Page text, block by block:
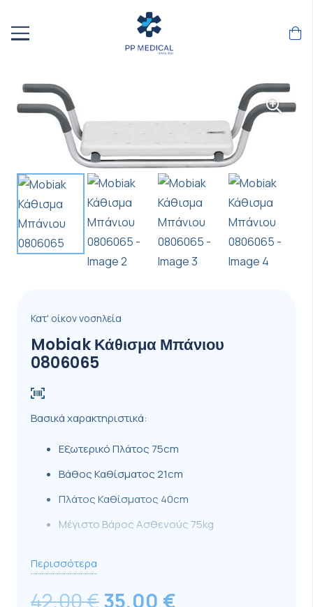
Κατ' οίκον νοσηλεία
Mobiak Κάθισμα Μπάνιου
0806065
Βασικά χαρακτηριστικά:
Εξωτερικό Πλάτος 75cm
Βάθος Καθίσματος 21cm
Πλάτος Καθίσματος 40cm
Μέγιστο Βάρος Ασθενούς 75kg
Σανίδα μπάνιου σχεδιασμένη για να επιτρέπει σε
κάνουν το μπάνιο τους μέσα στη μπανιέρα ενώ
Περισσότερα
42,00€Original
35,00 €